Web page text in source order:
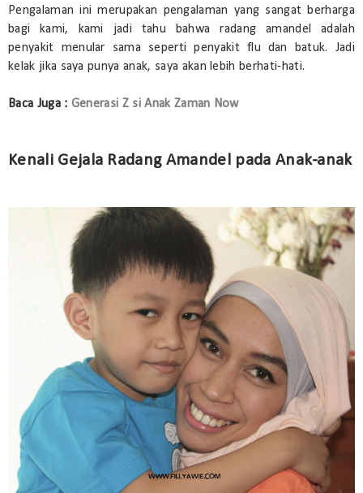
Pengalaman ini merupakan pengalaman yang sangat berharga
bagi kami, kami jadi tahu bahwa radang amandel adalah
penyakit menular sama seperti penyakit flu dan batuk. Jadi
kelak jika saya punya anak, saya akan lebih berhati-hati.
Baca Juga : Generasi Z si Anak Zaman Now
Kenali Gejala Radang Amandel pada Anak-anak